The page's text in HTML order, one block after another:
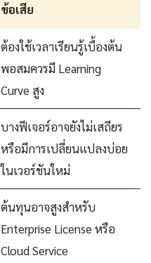
ข้อเสีย
ต้องใช้เวลาเรียนรู้เบื้องต้น
พอสมควรมี Learning
Curve สูง
บางฟีเจอร์อาจยังไม่เสถียร
หรือมีการเปลี่ยนแปลงบ่อย
ในเวอร์ชันใหม่
ต้นทุนอาจสูงสำหรับ
Enterprise License หรือ
Cloud Service